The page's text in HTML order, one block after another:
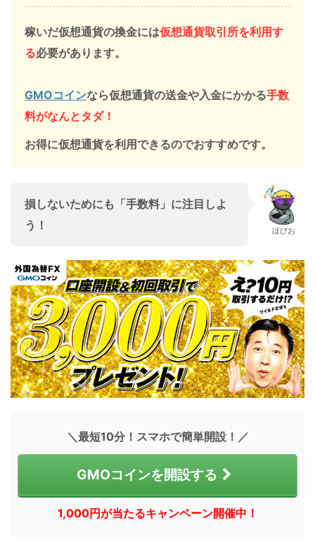
稼いだ仮想通貨の換金には仮想通貨取引所を利用す
る必要があります。
GMOコインなら仮想通貨の送金や入金にかかる手数
料がなんとタダ！
お得に仮想通貨を利用できるのでおすすめです。
損しないためにも「手数料」 に注目 しよ
う！
ほびお
＼最短10分！スマホで簡単開設！／
GMOコインを開設する
1,000円が当たるキャンペーン開催中！